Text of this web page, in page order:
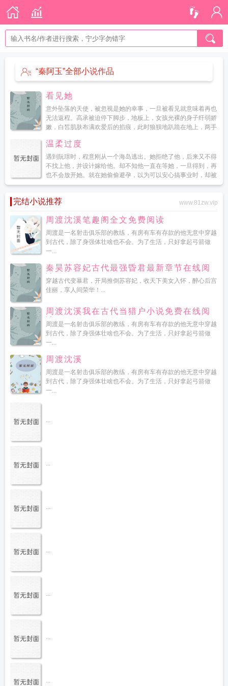
“秦阿玉”全部小说作品
看见她
意外坠落的天使，被忽视是她的幸事，一旦被看见就意味着再也
无法返程。高承被迫停下脚步，地板上，女孩光裸的身子纤弱娇
嫩，白皙肌肤布满欢爱后的掐痕，此时狼狈地趴跪在地上，两手
温柔过度
遇到阮璟时，程意刚从一个海岛逃出。她拒绝了他，后来又不得
不找上他，并设计嫁给他。却不知他一直在等她，一旦得到，再
也不会放开她。就在她偷偷避孕，以为可以安心搞事业时，却被
人找上门。你放火下毒，害我差点死在手术台上，还以为我会放
完结小说推荐 www.81zw.vip
周渡沈溪笔趣阁全文免费阅读
周渡是一名射击俱乐部的教练，有房有车有存款的他无意中穿越
到古代，除了身强体壮啥也不会。为了生活，只好拿起弓箭做
一...
秦昊苏容妃古代最强昏君最新章节在线阅
读
穿越古代变暴君，开局推倒苏容妃，收天下美女入怀，醉心后宫
佳丽，享人间荣华！...
周渡沈溪我在古代当猎户小说免费在线阅
读
周渡是一名射击俱乐部的教练，有房有车有存款的他无意中穿越
到古代，除了身强体壮啥也不会。为了生活，只好拿起弓箭做
一...
周渡沈溪
周渡是一名射击俱乐部的教练，有房有车有存款的他无意中穿越
到古代，除了身强体壮啥也不会。为了生活，只好拿起弓箭做
一...
...
...
...
...
...
...
...